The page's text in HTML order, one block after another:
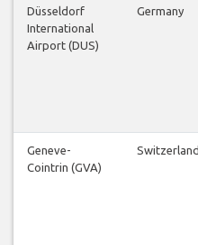
Düsseldorf
International
Airport (DUS)
Germany
Geneve-
Cointrin (GVA)
Switzerland